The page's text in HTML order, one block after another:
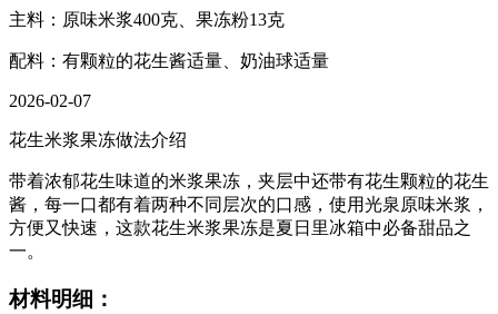
主料：原味米浆400克、果冻粉13克
配料：有颗粒的花生酱适量、奶油球适量
2026-02-07
花生米浆果冻做法介绍
带着浓郁花生味道的米浆果冻，夹层中还带有花生颗粒的花生
酱，每一口都有着两种不同层次的口感，使用光泉原味米浆，
方便又快速，这款花生米浆果冻是夏日里冰箱中必备甜品之
一。
材料明细：